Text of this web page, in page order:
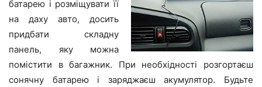
батарею і розміщувати її
на даху авто, досить
придбати складну
панель, яку можна
помістити в багажник. При необхідності розгортаєш
сонячну батарею і заряджаєш акумулятор. Будьте